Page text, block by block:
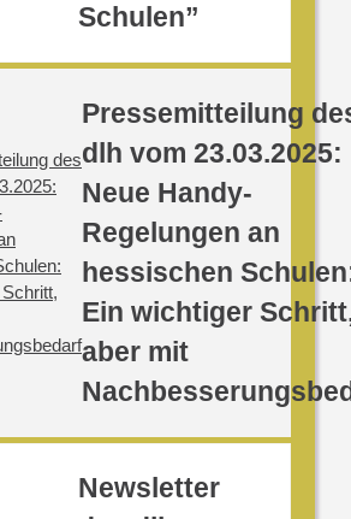
Schulen”
Pressemitteilung
dlh vom 23.03.2025:
Neue Handy-
Regelungen an
hessischen
Ein wichtiger
aber mit
Newsletter